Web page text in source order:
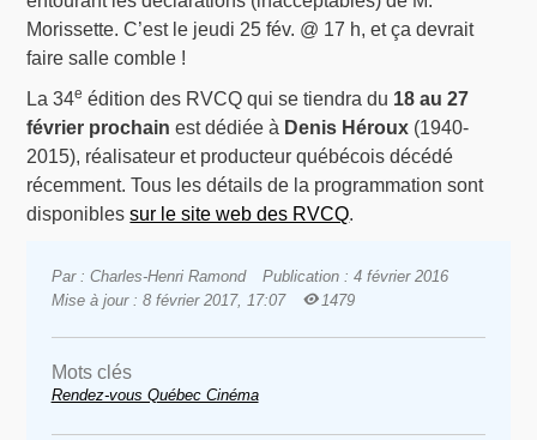
Morissette. C’est le jeudi 25 fév. @ 17 h, et ça devrait
faire salle comble !
La 34e édition des RVCQ qui se tiendra du 18 au 27
février prochain est dédiée à Denis Héroux (1940-
2015), réalisateur et producteur québécois décédé
récemment. Tous les détails de la programmation sont
disponiblessur le site web des RVCQ.
Par : Charles-Henri Ramond
Publication : 4 février 2016
Mise à jour : 8 février 2017, 17:07
1479
Mots clés
Rendez-vous Québec Cinéma